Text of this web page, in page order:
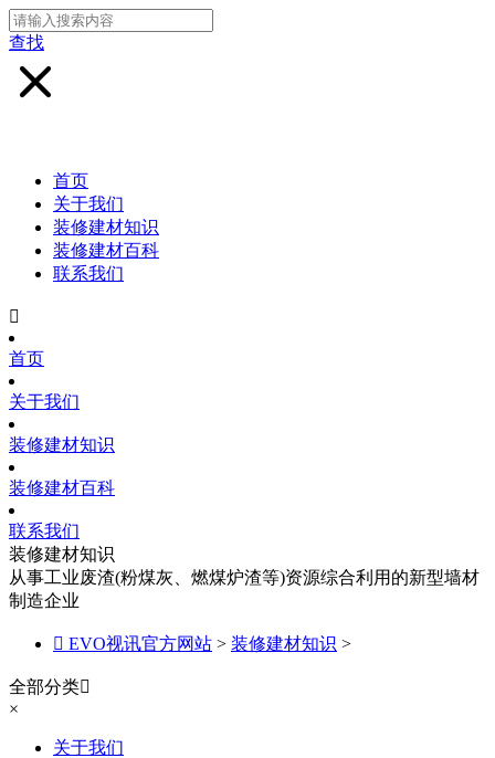
查找
首页
关于我们
装修建材知识
装修建材百科
联系我们

首页
关于我们
装修建材知识
装修建材百科
联系我们
装修建材知识
从事工业废渣(粉煤灰、燃煤炉渣等)资源综合利用的新型墙材
制造企业
 EVO视讯官方网站 > 装修建材知识 >
全部分类
×
关于我们